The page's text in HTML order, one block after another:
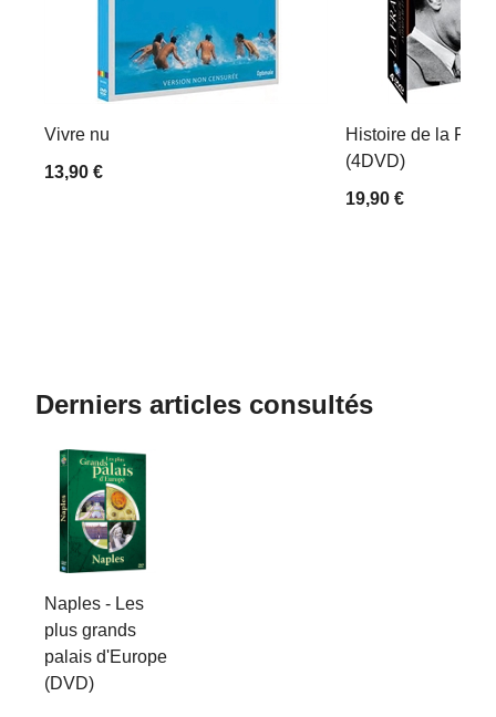
Vivre nu
13,90 €
Histoire de la
(4DVD)
19,90 €
Derniers articles consultés
Naples - Les
plus grands
palais d'Europe
(DVD)